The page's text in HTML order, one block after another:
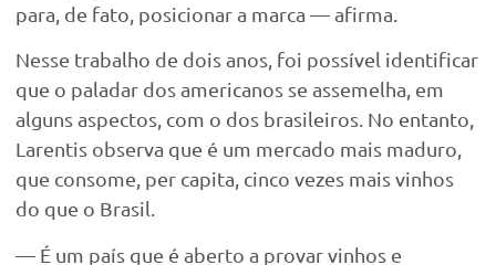
para, de fato, posicionar a marca — afirma.
Nesse trabalho de dois anos, foi possível identificar
que o paladar dos americanos se assemelha, em
alguns aspectos, com o dos brasileiros. No entanto,
Larentis observa que é um mercado mais maduro,
que consome, per capita, cinco vezes mais vinhos
do que o Brasil.
— É um país que é aberto a provar vinhos e